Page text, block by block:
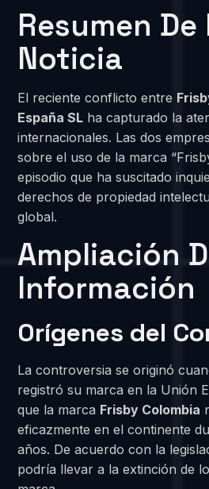
Resumen De
Noticia
El reciente conflicto entre
España SL ha capturado la
internacionales. Las dos
sobre el uso de la marca
episodio que ha suscitado
derechos de propiedad
global.
Ampliación
Información
Orígenes del
La controversia se originó
registró su marca en la Unión
que la marca Frisby Colombia
eficazmente en el continente
años. De acuerdo con la
podría llevar a la extinción de